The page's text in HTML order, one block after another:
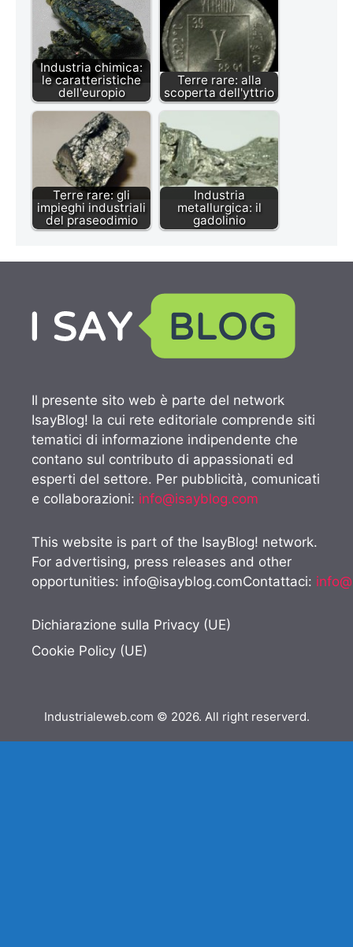
Industria chimica:
le caratteristiche
dell'europio
Terre rare: alla
scoperta dell'yttrio
Terre rare: gli
impieghi industriali
del praseodimio
Industria
metallurgica: il
gadolinio
Il presente sito web è parte del network
IsayBlog! la cui rete editoriale comprende siti
tematici di informazione indipendente che
contano sul contributo di appassionati ed
esperti del settore. Per pubblicità, comunicati
e collaborazioni: info@isayblog.com
This website is part of the IsayBlog! network.
For advertising, press releases and other
opportunities: info@isayblog.comContattaci:
Dichiarazione sulla Privacy (UE)
Cookie Policy (UE)
Industrialeweb.com © 2026. All right reserverd.